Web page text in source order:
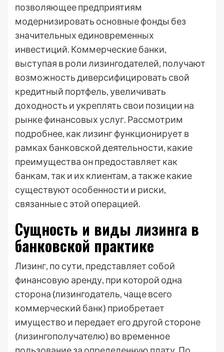
позволяющее предприятиям
модернизировать основные фонды без
значительных единовременных
инвестиций. Коммерческие банки,
выступая в роли лизингодателей, получают
возможность диверсифицировать свой
кредитный портфель, увеличивать
доходность и укреплять свои позиции на
рынке финансовых услуг. Рассмотрим
подробнее, как лизинг функционирует в
рамках банковской деятельности, какие
преимущества он предоставляет как
банкам, так и их клиентам, а также какие
существуют особенности и риски,
связанные с этой операцией.
Сущность и виды лизинга в
банковской практике
Лизинг, по сути, представляет собой
финансовую аренду, при которой одна
сторона (лизингодатель, чаще всего
коммерческий банк) приобретает
имущество и передает его другой стороне
(лизингополучателю) во временное